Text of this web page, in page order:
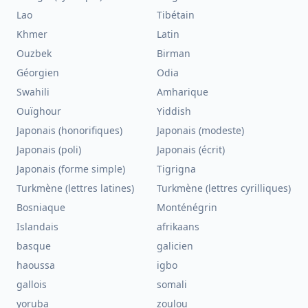
Lao
Tibétain
Khmer
Latin
Ouzbek
Birman
Géorgien
Odia
Swahili
Amharique
Ouïghour
Yiddish
Japonais (honorifiques)
Japonais (modeste)
Japonais (poli)
Japonais (écrit)
Japonais (forme simple)
Tigrigna
Turkmène (lettres latines)
Turkmène (lettres cyrilliques)
Bosniaque
Monténégrin
Islandais
afrikaans
basque
galicien
haoussa
igbo
gallois
somali
yoruba
zoulou